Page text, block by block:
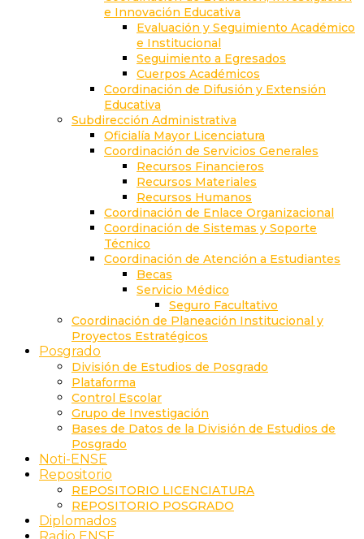
e Innovación Educativa
Evaluación y Seguimiento Académico
e Institucional
Seguimiento a Egresados
Cuerpos Académicos
Coordinación de Difusión y Extensión
Educativa
Subdirección Administrativa
Oficialía Mayor Licenciatura
Coordinación de Servicios Generales
Recursos Financieros
Recursos Materiales
Recursos Humanos
Coordinación de Enlace Organizacional
Coordinación de Sistemas y Soporte
Técnico
Coordinación de Atención a Estudiantes
Becas
Servicio Médico
Seguro Facultativo
Coordinación de Planeación Institucional y
Proyectos Estratégicos
Posgrado
División de Estudios de Posgrado
Plataforma
Control Escolar
Grupo de Investigación
Bases de Datos de la División de Estudios de
Posgrado
Noti-ENSE
Repositorio
REPOSITORIO LICENCIATURA
REPOSITORIO POSGRADO
Diplomados